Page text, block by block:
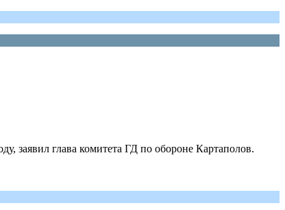
заявил глава комитета ГД по обороне Картаполов.